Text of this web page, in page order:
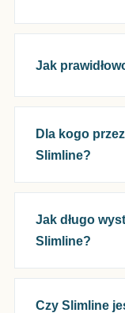
Jak
Dla kogo
Slimline?
Jak długo
Slimline?
Czy Slimline